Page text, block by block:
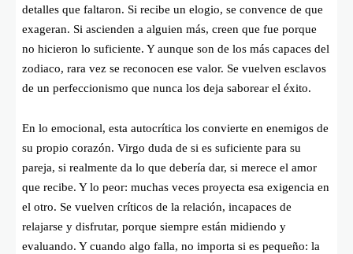
detalles que faltaron. Si recibe un elogio, se convence de que
exageran. Si ascienden a alguien más, creen que fue porque
no hicieron lo suficiente. Y aunque son de los más capaces del
zodiaco, rara vez se reconocen ese valor. Se vuelven esclavos
de un perfeccionismo que nunca los deja saborear el éxito.
En lo emocional, esta autocrítica los convierte en enemigos de
su propio corazón. Virgo duda de si es suficiente para su
pareja, si realmente da lo que debería dar, si merece el amor
que recibe. Y lo peor: muchas veces proyecta esa exigencia en
el otro. Se vuelven críticos de la relación, incapaces de
relajarse y disfrutar, porque siempre están midiendo y
evaluando. Y cuando algo falla, no importa si es pequeño: la